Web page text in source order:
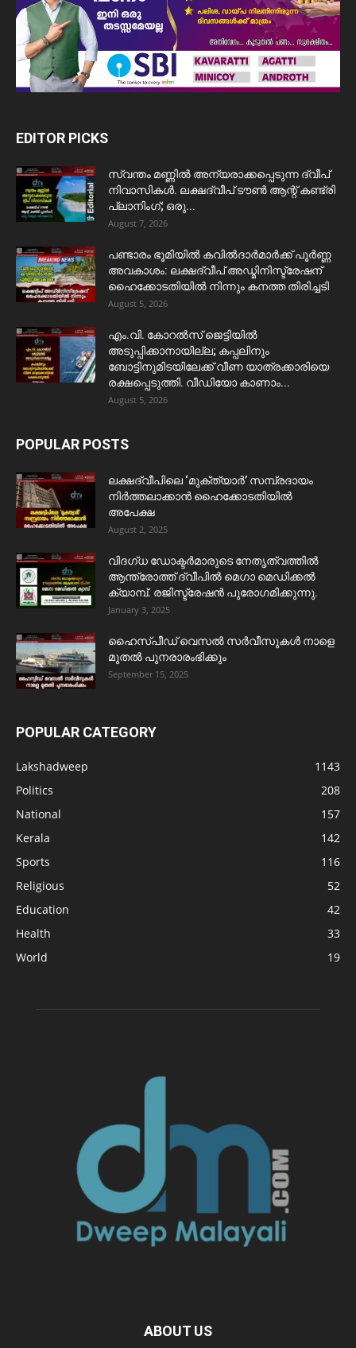
EDITOR PICKS
സ്വന്തം മണ്ണിൽ അന്യരാക്കപ്പെടുന്ന ദ്വീപ്
നിവാസികൾ. ലക്ഷദ്വീപ് ടൗൺ ആന്റ് കണ്ട്രി
പ്ലാനിംഗ്; ഒരു...
August 7, 2026
പണ്ടാരം ഭൂമിയിൽ കവിൽദാർമാർക്ക് പൂർണ്ണ
അവകാശം: ലക്ഷദ്വീപ് അഡ്മിനിസ്ട്രേഷന്
ഹൈക്കോടതിയിൽ നിന്നും കനത്ത തിരിച്ചടി
August 5, 2026
​എം.വി. കോറൽസ് ജെട്ടിയിൽ
അടുപ്പിക്കാനായില്ല; കപ്പലിനും
ബോട്ടിനുമിടയിലേക്ക് വീണ യാത്രക്കാരിയെ
രക്ഷപ്പെടുത്തി. വീഡിയോ കാണാം...
August 5, 2026
POPULAR POSTS
ലക്ഷദ്വീപിലെ ‘മുക്ത്യാർ’ സമ്പ്രദായം
നിർത്തലാക്കാൻ ഹൈക്കോടതിയിൽ
അപേക്ഷ
August 2, 2025
വിദഗ്ധ ഡോക്ടർമാരുടെ നേതൃത്വത്തിൽ
ആന്ത്രോത്ത് ദ്വീപിൽ മെഗാ മെഡിക്കൽ
ക്യാമ്പ്. രജിസ്ട്രേഷൻ പുരോഗമിക്കുന്നു.
January 3, 2025
ഹൈസ്പീഡ് വെസൽ സർവീസുകൾ നാളെ
മുതൽ പുനരാരംഭിക്കും
September 15, 2025
POPULAR CATEGORY
Lakshadweep
1143
Politics
208
National
157
Kerala
142
Sports
116
Religious
52
Education
42
Health
33
World
19
ABOUT US